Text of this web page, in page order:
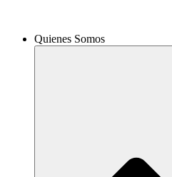
Quienes Somos